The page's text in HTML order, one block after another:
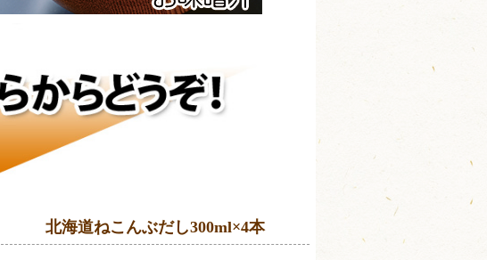
北海道ねこんぶだし300ml×4本